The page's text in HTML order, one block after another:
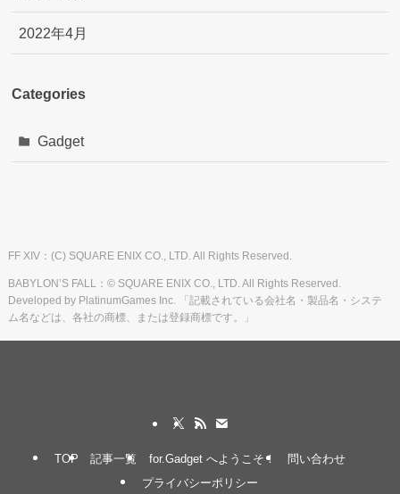
2022年4月
Categories
Gadget
FF XIV：(C) SQUARE ENIX CO., LTD. All Rights Reserved.
BABYLON’S FALL：© SQUARE ENIX CO., LTD. All Rights Reserved.
Developed by PlatinumGames Inc. 「記載されている会社名・製品名・システ
ム名などは、各社の商標、または登録商標です。」
TOP 記事一覧 for.Gadget へようこそ！
問い合わせ
プライバシーポリシー